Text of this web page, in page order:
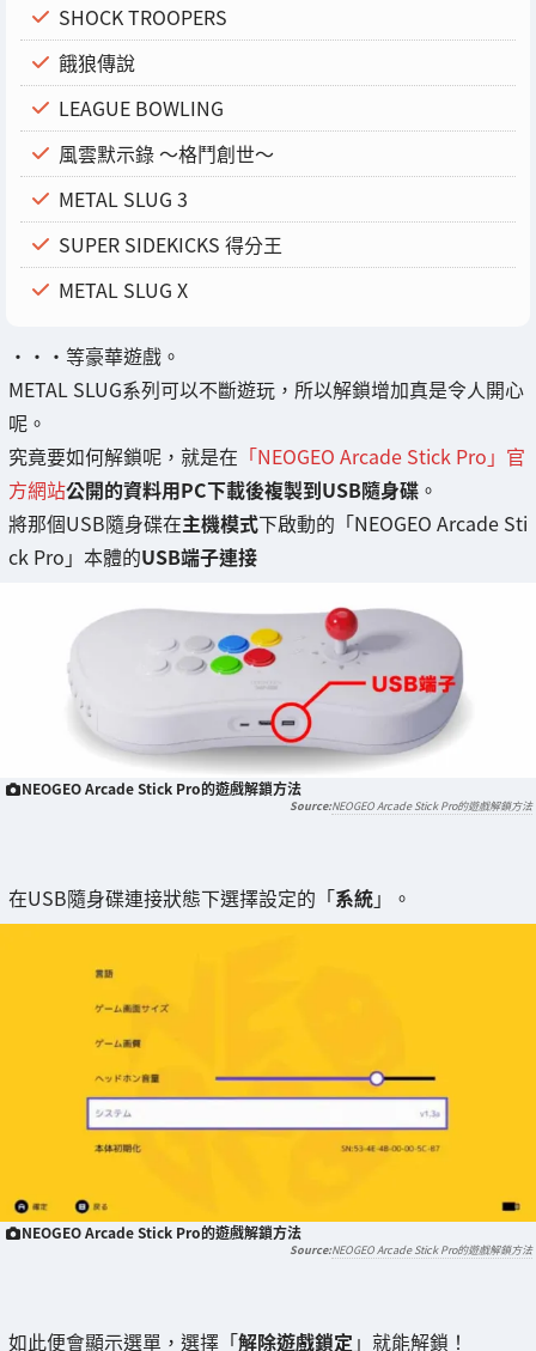
SHOCK TROOPERS
餓狼傳說
LEAGUE BOWLING
風雲默示錄 〜格鬥創世〜
METAL SLUG 3
SUPER SIDEKICKS 得分王
METAL SLUG X
・・・等豪華遊戲。
METAL SLUG系列可以不斷遊玩，所以解鎖增加真是令人開心
呢。
究竟要如何解鎖呢，就是在 「NEOGEO Arcade Stick Pro」官
方網站公開的資料用PC下載後複製到USB隨身碟 。
將那個USB隨身碟在主機模式下啟動的「NEOGEO Arcade Sti
ck Pro」本體的USB端子連接
NEOGEO Arcade Stick Pro的遊戲解鎖方法
NEOGEO Arcade Stick Pro的遊戲解鎖方法
在USB隨身碟連接狀態下選擇設定的「系統」。
NEOGEO Arcade Stick Pro的遊戲解鎖方法
NEOGEO Arcade Stick Pro的遊戲解鎖方法
如此便會顯示選單，選擇「解除遊戲鎖定 」就能解鎖！